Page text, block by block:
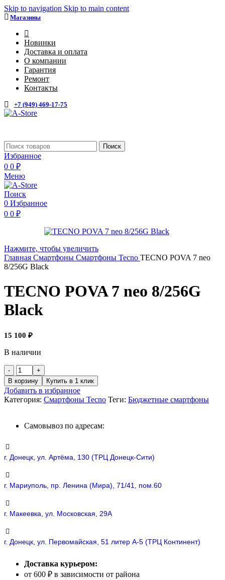
Skip to navigation Skip to main content
Магазины
Новинки
Доставка и оплата
О компании
Гарантия
Ремонт
Контакты
+7 (949) 469-17-75
Поиск
Избранное
0 0 ₽
Меню
Поиск
0 Избранное
0 0 ₽
Нажмите, чтобы увеличить
Главная Смартфоны Смартфоны Tecno TECNO POVA 7 neo
8/256G Black
TECNO POVA 7 neo 8/256G
Black
15 100 ₽
В наличии
В корзину Купить в 1 клик
Добавить в избранное
Категория: Смартфоны Tecno Теги: Бюджетные смартфоны
Самовывоз по адресам:
г. Донецк, ул. Артёма, 130 (ТРЦ Донецк-Сити)
г. Мариуполь, пр. Ленина (Мира), 71/41, пом.60
г. Макеевка, ул. Московская, 29А
г. Донецк, ул. Первомайская, 51 литер А-5 (ТРЦ Континент)
Доставка курьером:
от 600 ₽ в зависимости от района